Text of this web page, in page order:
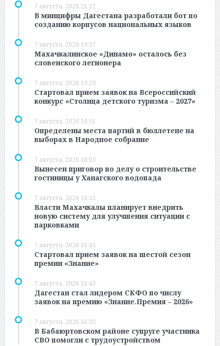
7 августа, 2026 21:22
В минцифры Дагестана разработали бот по
созданию корпусов национальных языков
7 августа, 2026 19:37
Махачкалинское «Динамо» осталось без
словенского легионера
7 августа, 2026 19:29
Стартовал прием заявок на Всероссийский
конкурс «Столица детского туризма – 2027»
7 августа, 2026 18:51
Определены места партий в бюллетене на
выборах в Народное собрание
7 августа, 2026 18:05
Вынесен приговор по делу о строительстве
гостиницы у Ханагского водопада
7 августа, 2026 16:55
Власти Махачкалы планирует внедрить
новую систему для улучшения ситуации с
парковками
7 августа, 2026 16:45
Стартовал прием заявок на шестой сезон
премии «Знание»
7 августа, 2026 16:43
Дагестан стал лидером СКФО по числу
заявок на премию «Знание.Премия – 2026»
7 августа, 2026 16:32
В Бабаюртовском районе супруге участника
СВО помогли с трудоустройством